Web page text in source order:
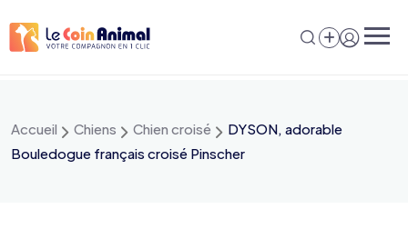
au
Accueil Chiens Chien croisé
DYSON, adorable
Bouledogue français croisé Pinscher